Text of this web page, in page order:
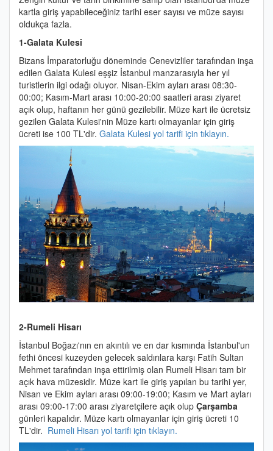
kartla giriş yapabileceğiniz tarihi eser sayısı ve müze sayısı
oldukça fazla.
1-Galata Kulesi
Bizans İmparatorluğu döneminde Cenevizliler tarafından inşa
edilen Galata Kulesi eşşiz İstanbul manzarasıyla her yıl
turistlerin ilgi odağı oluyor. Nisan-Ekim ayları arası 08:30-
00:00; Kasım-Mart arası 10:00-20:00 saatleri arası ziyaret
açık olup, haftanın her günü gezilebilir. Müze kart ile ücretsiz
gezilen Galata Kulesi'nin Müze kartı olmayanlar için giriş
ücreti ise 100 TL'dir. Galata Kulesi yol tarifi için tıklayın.
2-Rumeli Hisarı
İstanbul Boğazı'nın en akıntılı ve en dar kısmında İstanbul'un
fethi öncesi kuzeyden gelecek saldırılara karşı Fatih Sultan
Mehmet tarafından inşa ettirilmiş olan Rumeli Hisarı tam bir
açık hava müzesidir. Müze kart ile giriş yapılan bu tarihi yer,
Nisan ve Ekim ayları arası 09:00-19:00; Kasım ve Mart ayları
arası 09:00-17:00 arası ziyaretçilere açık olup Çarşamba
günleri kapalıdır. Müze kartı olmayanlar için giriş ücreti 10
TL'dir. Rumeli Hisarı yol tarifi için tıklayın.